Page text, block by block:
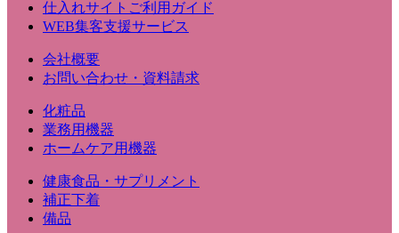
仕入れサイトご利用ガイド
WEB集客支援サービス
会社概要
お問い合わせ・資料請求
化粧品
業務用機器
ホームケア用機器
健康食品・サプリメント
補正下着
備品